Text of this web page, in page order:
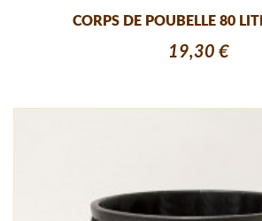
CORPS DE POUBELLE 80
19,30 €